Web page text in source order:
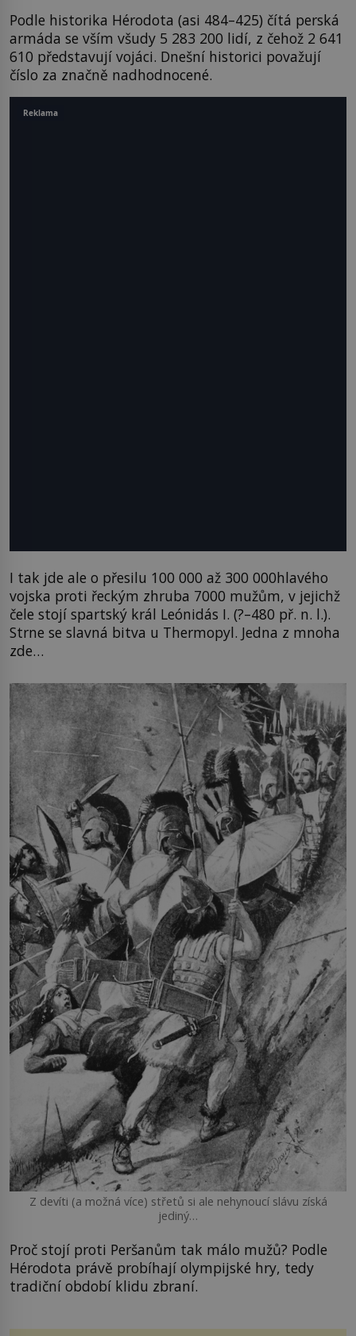
Podle historika Hérodota (asi 484–425) čítá perská
armáda se vším všudy 5 283 200 lidí, z čehož 2 641
610 představují vojáci. Dnešní historici považují
číslo za značně nadhodnocené.
I tak jde ale o přesilu 100 000 až 300 000hlavého
vojska proti řeckým zhruba 7000 mužům, v jejichž
čele stojí spartský král Leónidás I. (?–480 př. n. l.).
Strne se slavná bitva u Thermopyl. Jedna z mnoha
zde…
Z devíti (a možná více) střetů si ale nehynoucí slávu získá
jediný…
Proč stojí proti Peršanům tak málo mužů? Podle
Hérodota právě probíhají olympijské hry, tedy
tradiční období klidu zbraní.
Reklama